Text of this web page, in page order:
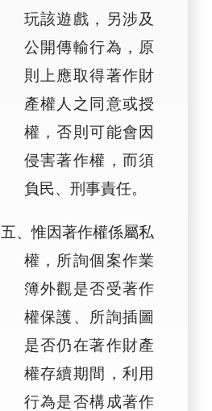
玩該遊戲，另涉及
公開傳輸行為，原
則上應取得著作財
產權人之同意或授
權，否則可能會因
侵害著作權，而須
負民、刑事責任。
五、惟因著作權係屬私
權，所詢個案作業
簿外觀是否受著作
權保護、所詢插圖
是否仍在著作財產
權存續期間，利用
行為是否構成著作